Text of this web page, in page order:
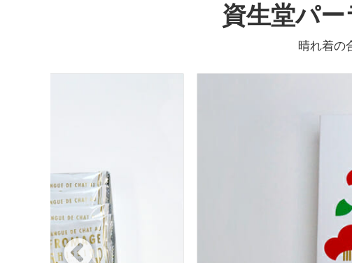
資生堂パ
晴れ着の